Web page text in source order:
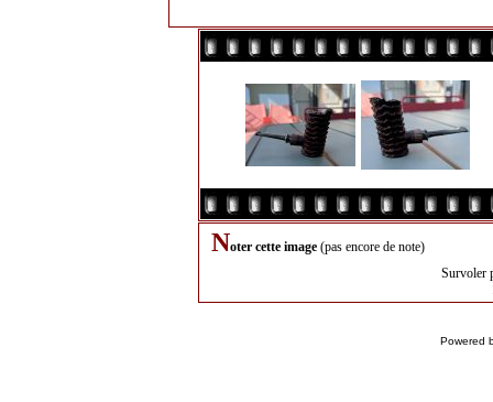
Noter cette image (pas encore de note)
Survoler
Powered